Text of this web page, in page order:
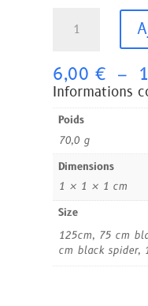
Ghost
Festival
Supplies
Bar
Decoration
Props
Plush
Spider
6,00€ –
Informations
Poids
70,0 g
Dimensions
1 × 1 × 1 cm
Size
125cm, 75 cm
cm black spider,